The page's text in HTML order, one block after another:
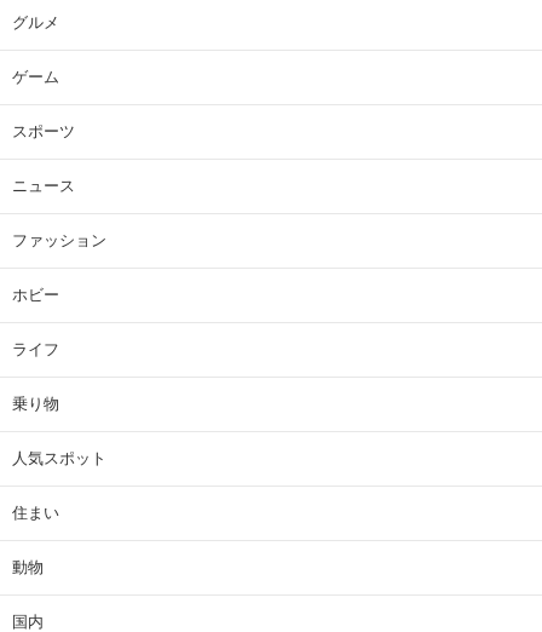
グルメ
ゲーム
スポーツ
ニュース
ファッション
ホビー
ライフ
乗り物
人気スポット
住まい
動物
国内